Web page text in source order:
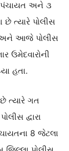
પંચાયત અને ૩
છે ત્યારે પોલીસ
અને આજે પોલીસ
ઉમેદવારોની
હતા.
ત્યારે ગત
દ્વારા
8 જેટલા